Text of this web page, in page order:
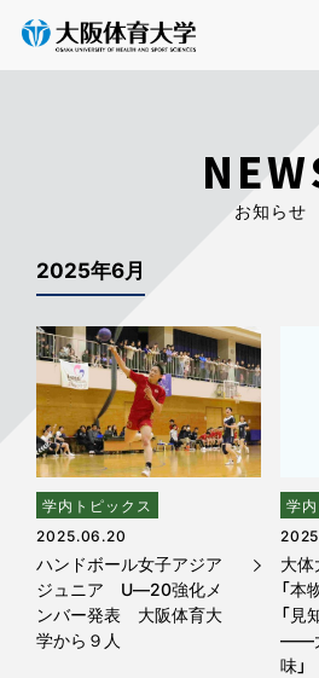
お知らせ
2025年6月
学内トピックス
2025.06.20
ハンドボール女子アジア
ジュニア U―20強化メ
ンバー発表 大阪体育大
学から９人
学
大
「
「見
――
味」